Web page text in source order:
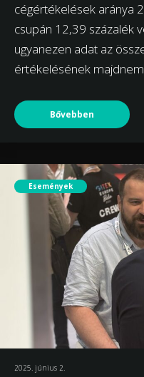
cégértékelések aránya
csupán 12,39 százalék
ugyanezen adat az
értékelésének
Bővebben
Események
2025. június 2.